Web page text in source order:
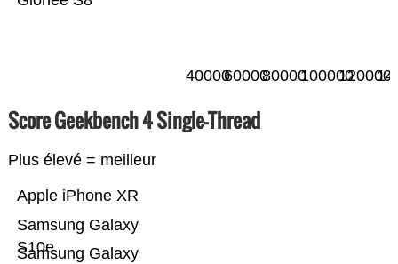
400006000080000100000120000
Score Geekbench 4 Single-Thread
Plus élevé = meilleur
Samsung Galaxy
Samsung Galaxy
S10e
Apple iPhone XR